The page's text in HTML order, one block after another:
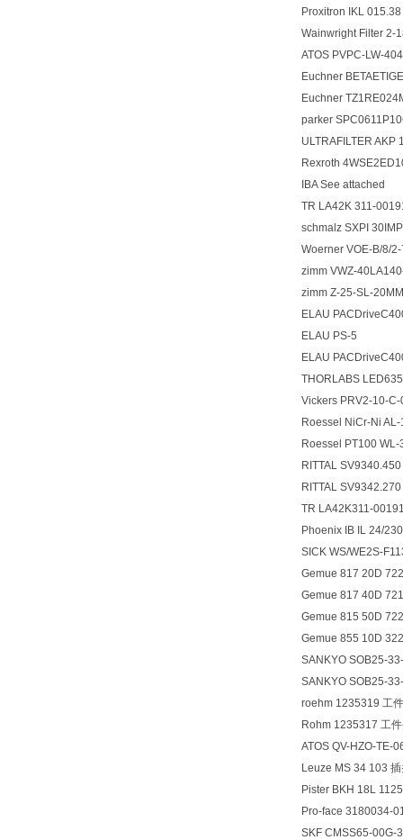
Proxitron IKL
Wainwright Filter 2-
ATOS PVPC-LW-
Euchner
Euchner
parker
ULTRAFILTER
Rexroth
IBA See attached
TR LA42K 311-
schmalz SXPI
Woerner VOE-B/8/
zimm VWZ-
zimm Z-25-SL-
ELAU
ELAU PS-5
ELAU
THORLABS
Vickers PRV2-10-
Roessel NiCr-Ni
Roessel PT100
RITTAL SV9340.450
RITTAL SV9342.270
TR LA42K311-
Phoenix IB IL 24/
SICK WS/WE2S-
Gemue 817 20D
Gemue 817 40D
Gemue 815 50D
Gemue 855 10D
SANKYO SOB25-
SANKYO SOB25-
roehm 1235319 工
Rohm 1235317 工
ATOS QV-HZO-TE-
Leuze MS 34 103
Pister BKH 18L
Pro-face 3180034-
SKF CMSS65-00G-